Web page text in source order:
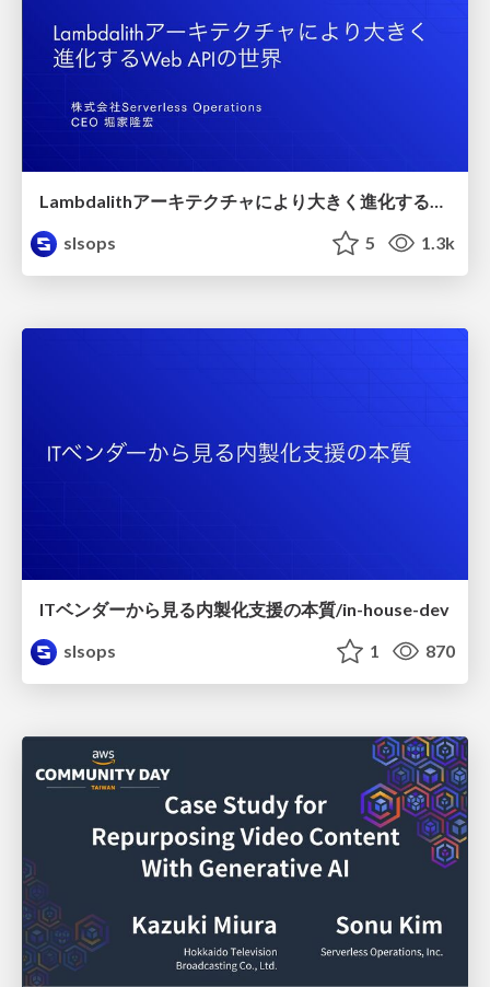
Lambdalithアーキテクチャにより大きく進化するWeb APIの世界/lambdalith
slsops
5 1.3k
ITベンダーから見る内製化支援の本質/in-house-dev
slsops
1 870